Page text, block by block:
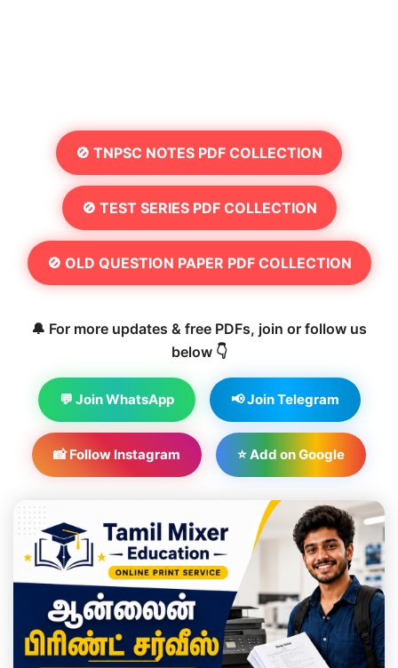
🚫 TNPSC NOTES PDF COLLECTION
🚫 TEST SERIES PDF COLLECTION
🚫 OLD QUESTION PAPER PDF COLLECTION
🔔 For more updates & free PDFs, join or follow us
below 👇
💬 Join WhatsApp 📢 Join Telegram
📸 Follow Instagram ⭐ Add on Google